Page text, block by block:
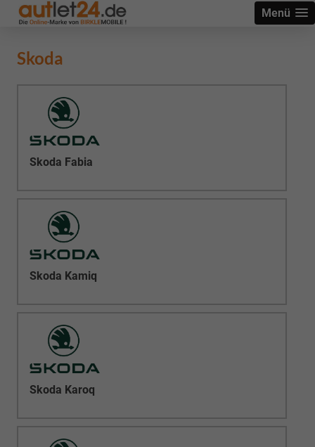
Menü
Skoda
Skoda Fabia
Skoda Kamiq
Skoda Karoq